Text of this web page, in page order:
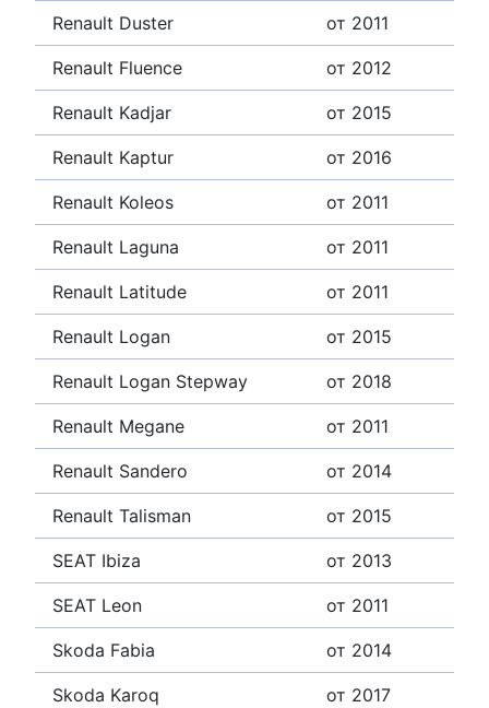
Renault Duster от 2011
Renault Fluence от 2012
Renault Kadjar от 2015
Renault Kaptur от 2016
Renault Koleos от 2011
Renault Laguna от 2011
Renault Latitude от 2011
Renault Logan от 2015
Renault Logan Stepway от 2018
Renault Megane от 2011
Renault Sandero от 2014
Renault Talisman от 2015
SEAT Ibiza от 2013
SEAT Leon от 2011
Skoda Fabia от 2014
Skoda Karoq от 2017